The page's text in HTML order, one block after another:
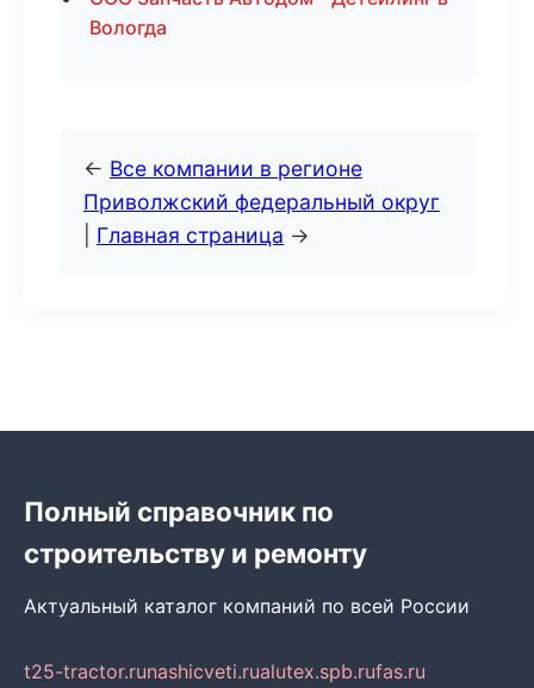
Вологда
← Все компании в регионе
Приволжский федеральный округ
Главная страница →
Полный справочник по
строительству и ремонту
Актуальный каталог компаний по всей России
t25-tractor.runashicveti.rualutex.spb.rufas.ru